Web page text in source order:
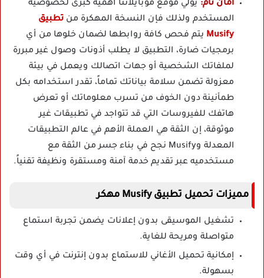
أمان تام: يولي موقع موبايلاتنا أهمية كبرى لخصوصية
المستخدم ولذلك فإن النسخة المهكرة من تطبيق
Musify يتم فحص كافة روابطها لضمان خلوها من أي
برمجيات ضارة، التطبيق لا يطلب أذونات وصول غير مبررة
لملفاتك الشخصية أو جهات اتصالك ويعمل في بيئة
معزولة تضمن سلامة بياناتك تماماً، تقدر استخدامه بكل
طمأنينة دون الخوف من تسرب معلوماتك أو تعرض
هاتفك للفيروسات التي قد تتواجد في تطبيقات غير
موثوقة، إن الثقة هي العملة الأهم في عالم التطبيقات
المعدلة وMusify نجح في بناء جسر من الثقة مع
مستخدميه عبر تقديم خدمة آمنة ومستقرة ونظيفة تقنياً.
مميزات تحميل تطبيق Musify مهكر
تشغيل الموسيقى بدون إعلانات يضمن تجربة استماع
متواصلة ومريحة للغاية.
إمكانية تحميل الأغاني للاستماع بدون إنترنت في أي وقت
بسهولة.